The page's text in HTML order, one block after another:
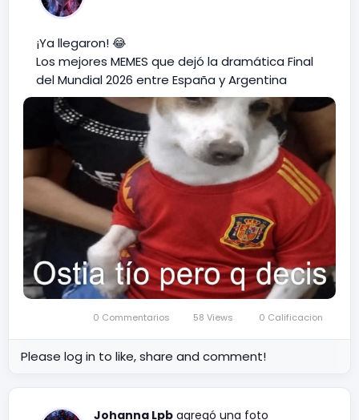
¡Ya llegaron! 😂
Los mejores MEMES que dejó la dramática Final
del Mundial 2026 entre España y Argentina
0 Commentarios 58 Views 0 Calificacion
Please log in to like, share and comment!
Johanna Lpb agregó una foto